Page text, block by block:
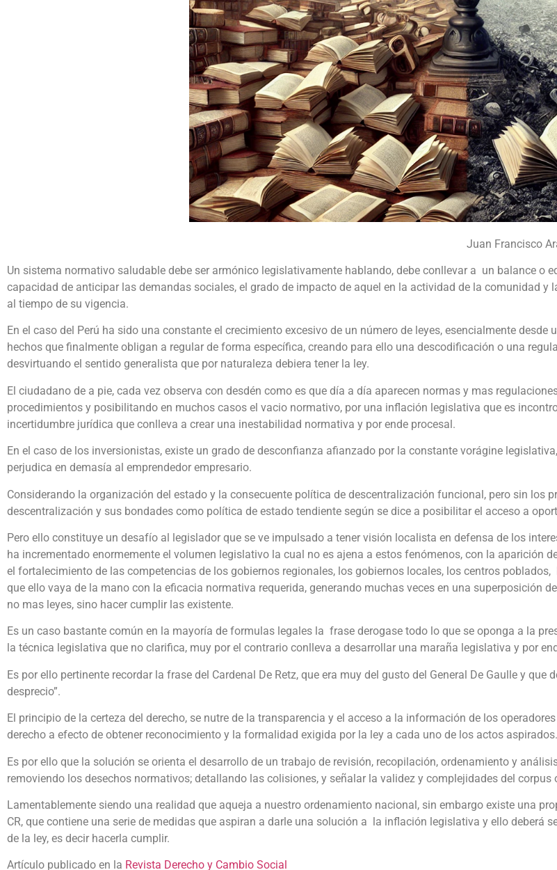
Juan Francisco
Un sistema normativo saludable debe ser armónico legislativamente hablando, debe conllevar a un balance o
capacidad de anticipar las demandas sociales, el grado de impacto de aquel en la actividad de la comunidad y
al tiempo de su vigencia.
En el caso del Perú ha sido una constante el crecimiento excesivo de un número de leyes, esencialmente
hechos que finalmente obligan a regular de forma específica, creando para ello una descodificación o una
desvirtuando el sentido generalista que por naturaleza debiera tener la ley.
El ciudadano de a pie, cada vez observa con desdén como es que día a día aparecen normas y mas
procedimientos y posibilitando en muchos casos el vacio normativo, por una inflación legislativa que es
incertidumbre jurídica que conlleva a crear una inestabilidad normativa y por ende procesal.
En el caso de los inversionistas, existe un grado de desconfianza afianzado por la constante vorágine
perjudica en demasía al emprendedor empresario.
Considerando la organización del estado y la consecuente política de descentralización funcional, pero sin los
descentralización y sus bondades como política de estado tendiente según se dice a posibilitar el acceso a
Pero ello constituye un desafío al legislador que se ve impulsado a tener visión localista en defensa de los
ha incrementado enormemente el volumen legislativo la cual no es ajena a estos fenómenos, con la aparición
el fortalecimiento de las competencias de los gobiernos regionales, los gobiernos locales, los centros
que ello vaya de la mano con la eficacia normativa requerida, generando muchas veces en una superposición
no mas leyes, sino hacer cumplir las existente.
Es un caso bastante común en la mayoría de formulas legales la frase derogase todo lo que se oponga a la
la técnica legislativa que no clarifica, muy por el contrario conlleva a desarrollar una maraña legislativa y por
Es por ello pertinente recordar la frase del Cardenal De Retz, que era muy del gusto del General De Gaulle y que
desprecio”.
El principio de la certeza del derecho, se nutre de la transparencia y el acceso a la información de los
derecho a efecto de obtener reconocimiento y la formalidad exigida por la ley a cada uno de los actos aspirados.
Es por ello que la solución se orienta el desarrollo de un trabajo de revisión, recopilación, ordenamiento y
removiendo los desechos normativos; detallando las colisiones, y señalar la validez y complejidades del corpus
Lamentablemente siendo una realidad que aqueja a nuestro ordenamiento nacional, sin embargo existe una
CR, que contiene una serie de medidas que aspiran a darle una solución a la inflación legislativa y ello deberá
de la ley, es decir hacerla cumplir.
Artículo publicado en la Revista Derecho y Cambio Social